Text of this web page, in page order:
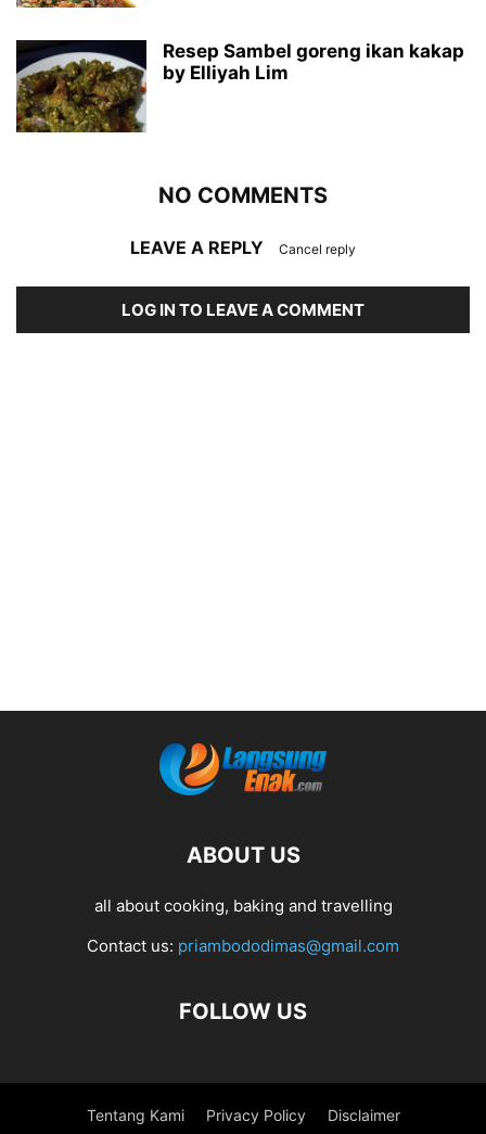
Resep Sambel goreng ikan kakap
by Elliyah Lim
NO COMMENTS
LEAVE A REPLY Cancel reply
LOG IN TO LEAVE A COMMENT
ABOUT US
all about cooking, baking and travelling
Contact us: priambododimas@gmail.com
FOLLOW US
Tentang Kami Privacy Policy Disclaimer